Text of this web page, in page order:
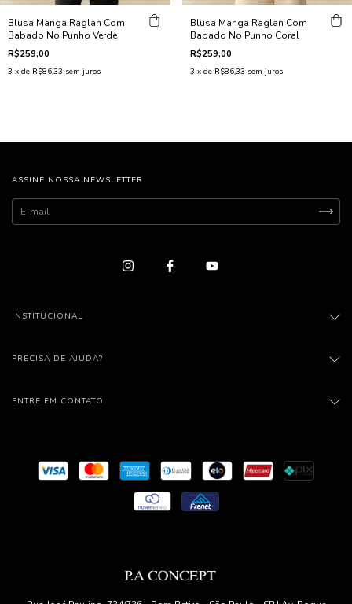
Blusa Manga Raglan Com
Babado No Punho Verde
R$259,00
3 x de R$86,33 sem juros
Blusa Manga Raglan Com
Babado No Punho Coral
R$259,00
3 x de R$86,33 sem juros
ASSINE NOSSA NEWSLETTER
INSTITUCIONAL
PRECISA DE AJUDA?
ENTRE EM CONTATO